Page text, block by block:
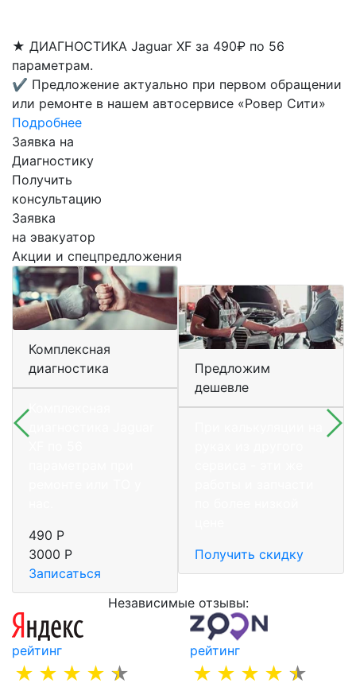
★ ДИАГНОСТИКА Jaguar XF за 490₽ по 56
параметрам.
✔ Предложение актуально при первом обращении
или ремонте в нашем автосервисе «Ровер Сити»
Подробнее
Заявка на
Диагностику
Получить
консультацию
Заявка
на эвакуатор
Акции и спецпредложения
Комплексная
диагностика
Комплексная
490 Р
3000 Р
Записаться
Предложим
дешевле
Получить скидку
Независимые отзывы:
рейтинг рейтинг